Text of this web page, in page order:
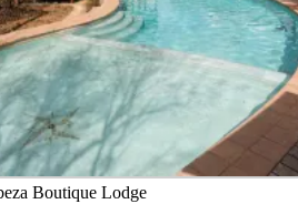
Boutique Lodge